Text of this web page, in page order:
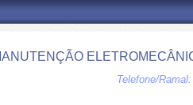
Telefone/Ramal: